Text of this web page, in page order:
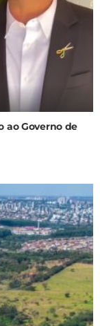
ao Governo de